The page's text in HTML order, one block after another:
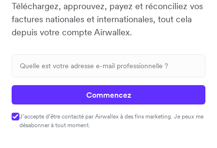
Téléchargez, approuvez, payez et réconciliez vos
factures nationales et internationales, tout cela
depuis votre compte Airwallex.
Commencez
J’accepte d’être contacté par Airwallex à des fins marketing. Je peux me
désabonner à tout moment.